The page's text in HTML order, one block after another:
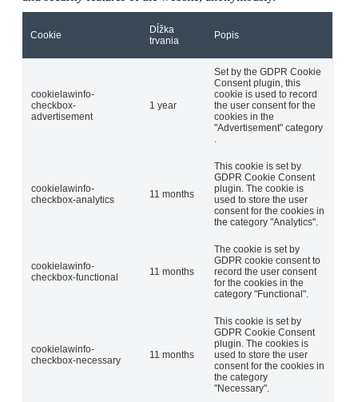
Cookie
Dĺžka
trvania
Popis
cookielawinfo-
checkbox-
advertisement
1 year
Set by the GDPR Cookie
Consent plugin, this
cookie is used to record
the user consent for the
cookies in the
"Advertisement" category
cookielawinfo-
checkbox-analytics
11 months
This cookie is set by
GDPR Cookie Consent
plugin. The cookie is
used to store the user
consent for the cookies in
the category "Analytics".
cookielawinfo-
checkbox-functional
11 months
The cookie is set by
GDPR cookie consent to
record the user consent
for the cookies in the
category "Functional".
cookielawinfo-
checkbox-necessary
11 months
This cookie is set by
GDPR Cookie Consent
plugin. The cookies is
used to store the user
consent for the cookies in
the category
"Necessary".